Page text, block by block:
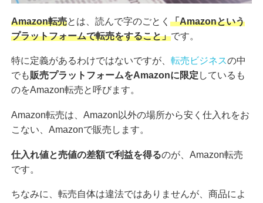
Amazon転売とは、読んで字のごとく 「Amazonという
プラットフォームで転売をすること」です。
特に定義があるわけではないですが、 転売ビジネスの中
でも販売プラットフォームをAmazonに限定 しているも
のをAmazon転売と呼びます。
Amazon転売は、Amazon以外の場所から安く仕入れをお
こない、Amazonで販売します。
仕入れ値と売値の差額で利益を得るのが、Amazon転売
です。
ちなみに、転売自体は違法ではありませんが、商品によ